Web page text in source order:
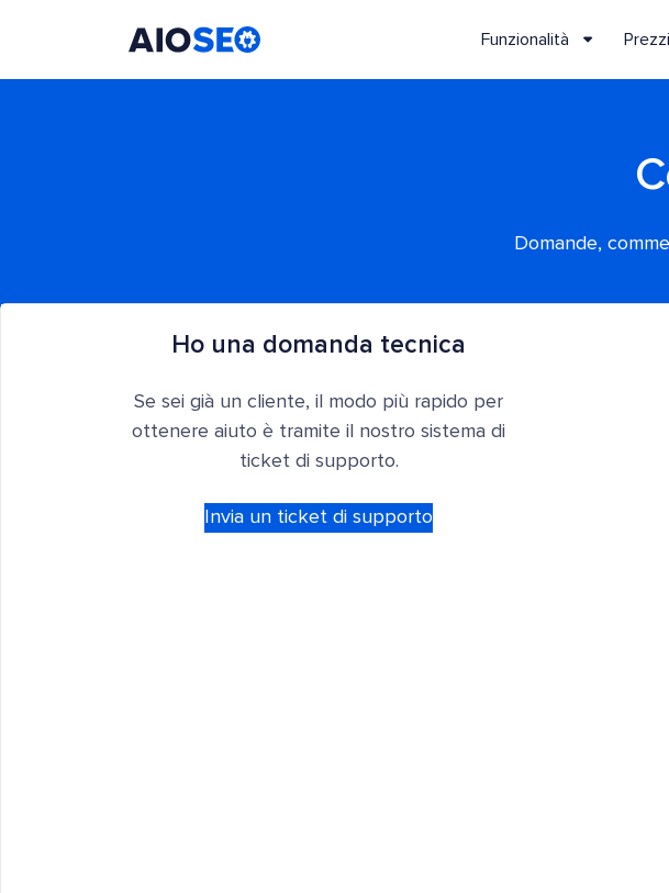
Funzionalità Prezzi
Domande,
Ho una domanda tecnica
Se sei già un cliente, il modo più rapido per
ottenere aiuto è tramite il nostro sistema di
ticket di supporto.
Invia un ticket di supporto